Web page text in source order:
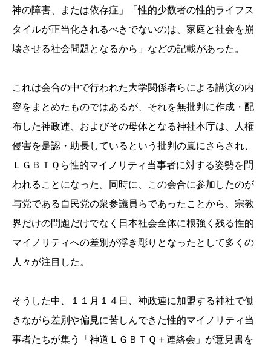
神の障害、または依存症」「性的少数者の性的ライフス
タイルが正当化されるべきでないのは、家庭と社会を崩
壊させる社会問題となるから」などの記載があった。
これは会合の中で行われた大学関係者らによる講演の内
容をまとめたものではあるが、それを無批判に作成・配
布した神政連、およびその母体となる神社本庁は、人権
侵害を是認・助長しているという批判の嵐にさらされ、
ＬＧＢＴＱら性的マイノリティ当事者に対する姿勢を問
われることになった。同時に、この会合に参加したのが
与党である自民党の衆参議員らであったことから、宗教
界だけの問題だけでなく日本社会全体に根強く残る性的
マイノリティへの差別が浮き彫りとなったとして多くの
人々が注目した。
そうした中、１１月１４日、神政連に加盟する神社で働
きながら差別や偏見に苦しんできた性的マイノリティ当
事者たちが集う「神道ＬＧＢＴＱ＋連絡会」が意見書を